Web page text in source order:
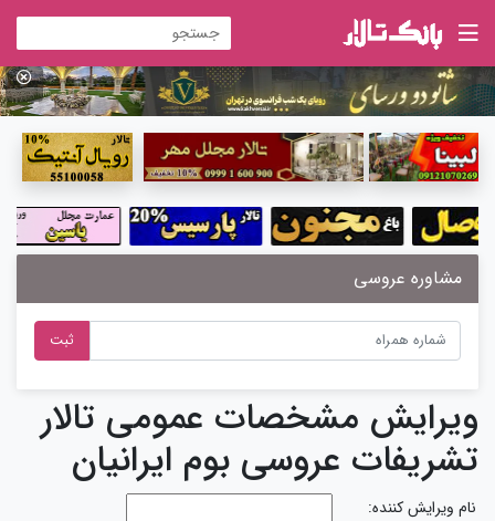
مشاوره عروسی
ثبت
ویرایش مشخصات عمومی تالار
تشریفات عروسی بوم ایرانیان
نام ویرایش کننده: